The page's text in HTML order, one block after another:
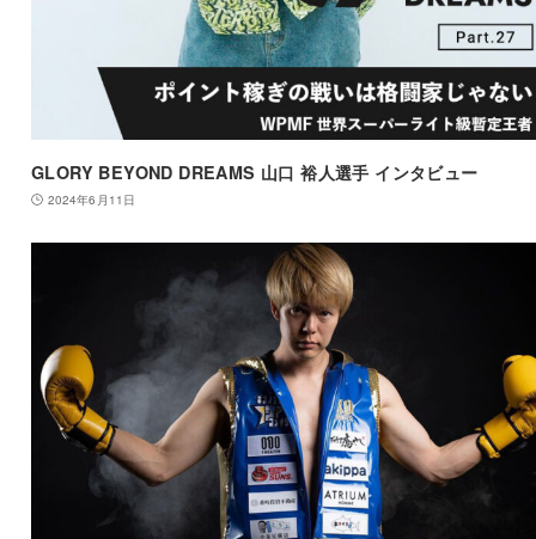
GLORY BEYOND DREAMS 山口 裕人選手 インタビュー
2024年6月11日